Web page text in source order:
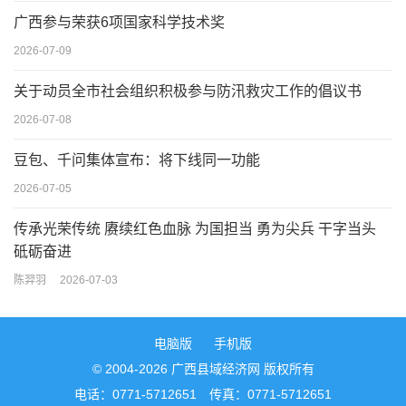
广西参与荣获6项国家科学技术奖
2026-07-09
关于动员全市社会组织积极参与防汛救灾工作的倡议书
2026-07-08
豆包、千问集体宣布：将下线同一功能
2026-07-05
传承光荣传统 赓续红色血脉 为国担当 勇为尖兵 干字当头
砥砺奋进
陈羿羽 2026-07-03
电脑版
手机版
© 2004-2026 广西县域经济网 版权所有
电话：0771-5712651 传真：0771-5712651